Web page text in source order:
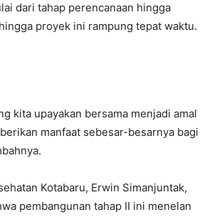
dari tahap perencanaan hingga
proyek ini rampung tepat waktu.
kita upayakan bersama menjadi amal
manfaat sebesar-besarnya bagi
Kotabaru, Erwin Simanjuntak,
pembangunan tahap II ini menelan